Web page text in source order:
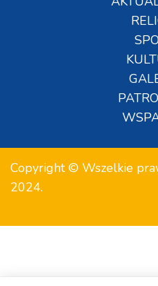
Copyright © Wszelkie
2024.